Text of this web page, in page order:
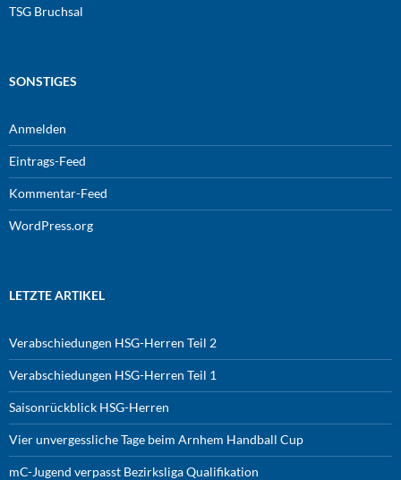
TSG Bruchsal
SONSTIGES
Anmelden
Eintrags-Feed
Kommentar-Feed
WordPress.org
LETZTE ARTIKEL
Verabschiedungen HSG-Herren Teil 2
Verabschiedungen HSG-Herren Teil 1
Saisonrückblick HSG-Herren
Vier unvergessliche Tage beim Arnhem Handball Cup
mC-Jugend verpasst Bezirksliga Qualifikation